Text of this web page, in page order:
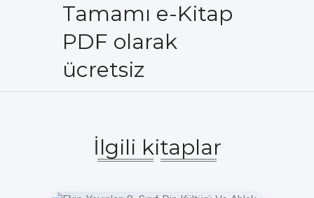
Tamamı e-Kitap
PDF olarak
ücretsiz
İlgili kitaplar